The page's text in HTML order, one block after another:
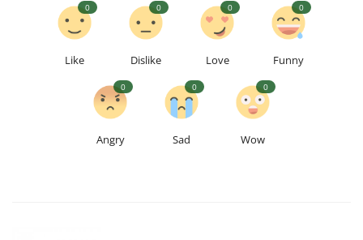
Like
0
Dislike
0
Love
0
Funny
0
Angry
0
Sad
0
Wow
0